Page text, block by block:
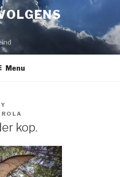
Menu
kop.